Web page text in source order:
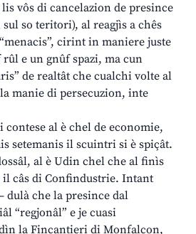
vôs di cancelazion de presince
so teritori), al reagjìs a chês
cirint in maniere juste
e un gnûf spazi, ma cun
de realtât che cualchi volte al
manie di persecuzion, inte
al è chel de economie,
setemanis il scuintri si è spiçât.
al è Udin chel che al finìs
câs di Confindustrie. Intant
dulà che la presince dal
“regjonâl” e je cuasi
la Fincantieri di Monfalcon,